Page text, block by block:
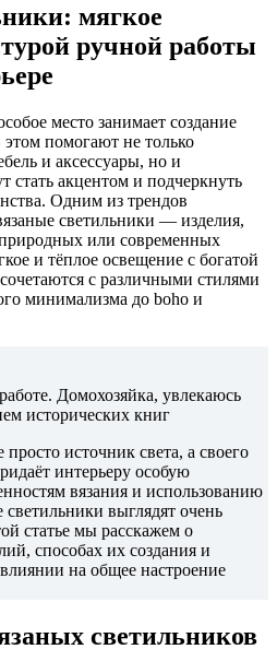
мягкое
ручной работы
место занимает создание
помогают не только
и аксессуары, но и
стать акцентом и подчеркнуть
Одним из трендов
светильники — изделия,
или современных
и тёплое освещение с богатой
с различными стилями
минимализма до boho и
Домохозяйка, увлекаюсь
исторических книг
источник света, а своего
интерьеру особую
вязания и использованию
выглядят очень
статье мы расскажем о
способах их создания и
на общее настроение
светильников